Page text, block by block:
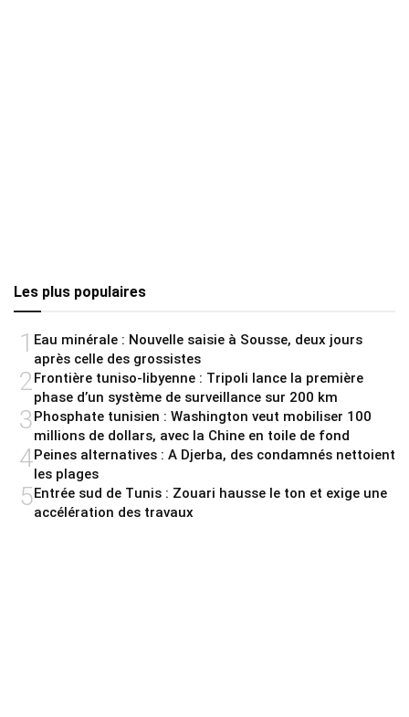
Les plus populaires
1 Eau minérale : Nouvelle saisie à Sousse, deux jours
après celle des grossistes
2 Frontière tuniso-libyenne : Tripoli lance la première
phase d’un système de surveillance sur 200 km
3Phosphate tunisien : Washington veut mobiliser 100
millions de dollars, avec la Chine en toile de fond
4Peines alternatives : A Djerba, des condamnés nettoient
les plages
5Entrée sud de Tunis : Zouari hausse le ton et exige une
accélération des travaux